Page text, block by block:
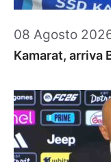
08 Agosto
Kamarat, arriva